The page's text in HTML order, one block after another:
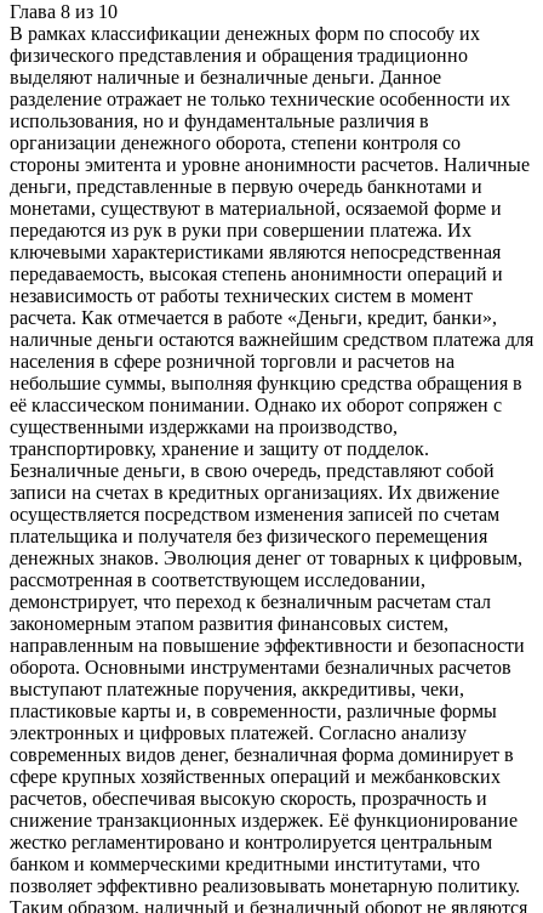
Глава 8 из 10
В рамках классификации денежных форм по способу их
физического представления и обращения традиционно
выделяют наличные и безналичные деньги. Данное
разделение отражает не только технические особенности их
использования, но и фундаментальные различия в
организации денежного оборота, степени контроля со
стороны эмитента и уровне анонимности расчетов. Наличные
деньги, представленные в первую очередь банкнотами и
монетами, существуют в материальной, осязаемой форме и
передаются из рук в руки при совершении платежа. Их
ключевыми характеристиками являются непосредственная
передаваемость, высокая степень анонимности операций и
независимость от работы технических систем в момент
расчета. Как отмечается в работе «Деньги, кредит, банки»,
наличные деньги остаются важнейшим средством платежа для
населения в сфере розничной торговли и расчетов на
небольшие суммы, выполняя функцию средства обращения в
её классическом понимании. Однако их оборот сопряжен с
существенными издержками на производство,
транспортировку, хранение и защиту от подделок.
Безналичные деньги, в свою очередь, представляют собой
записи на счетах в кредитных организациях. Их движение
осуществляется посредством изменения записей по счетам
плательщика и получателя без физического перемещения
денежных знаков. Эволюция денег от товарных к цифровым,
рассмотренная в соответствующем исследовании,
демонстрирует, что переход к безналичным расчетам стал
закономерным этапом развития финансовых систем,
направленным на повышение эффективности и безопасности
оборота. Основными инструментами безналичных расчетов
выступают платежные поручения, аккредитивы, чеки,
пластиковые карты и, в современности, различные формы
электронных и цифровых платежей. Согласно анализу
современных видов денег, безналичная форма доминирует в
сфере крупных хозяйственных операций и межбанковских
расчетов, обеспечивая высокую скорость, прозрачность и
снижение транзакционных издержек. Её функционирование
жестко регламентировано и контролируется центральным
банком и коммерческими кредитными институтами, что
позволяет эффективно реализовывать монетарную политику.
Таким образом, наличный и безналичный оборот не являются